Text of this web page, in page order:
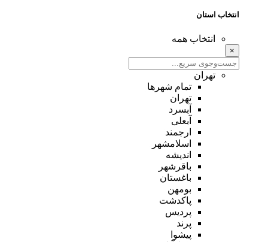
انتخاب استان
انتخاب همه
×
تهران
تمام شهر‌ها
تهران
آبسرد
آبعلی
ارجمند
اسلامشهر
اندیشه
باقرشهر
باغستان
بومهن
پاکدشت
پردیس
پرند
پیشوا